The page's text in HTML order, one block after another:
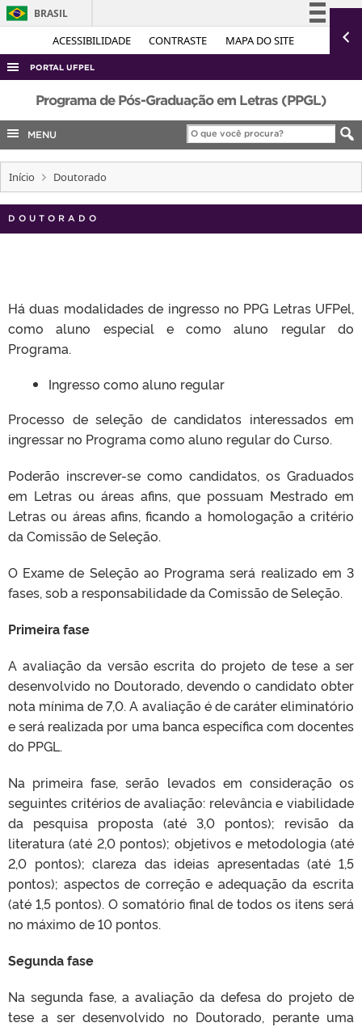
ACESSIBILIDADE CONTRASTE MAPA DO SITE
BRASIL
Simplifique!
Acesso à informação
Legislação
Canais
PORTAL UFPEL
ACESSO À INFORMAÇÃO
AUDITORIA
COBALTO
CONCURSOS
EDITAIS
INTERNACIONAL
TELEFONES
Programa de Pós-Graduação em Letras (PPGL)
MENU
Início Doutorado
DOUTORADO
Há duas modalidades de ingresso no PPG Letras UFPel,
como aluno especial e como aluno regular do
Programa.
Ingresso como aluno regular
Processo de seleção de candidatos interessados em
ingressar no Programa como aluno regular do Curso.
Poderão inscrever-se como candidatos, os Graduados
em Letras ou áreas afins, que possuam Mestrado em
Letras ou áreas afins, ficando a homologação a critério
da Comissão de Seleção.
O Exame de Seleção ao Programa será realizado em 3
fases, sob a responsabilidade da Comissão de Seleção.
Primeira fase
A avaliação da versão escrita do projeto de tese a ser
desenvolvido no Doutorado, devendo o candidato obter
nota mínima de 7,0. A avaliação é de caráter eliminatório
e será realizada por uma banca específica com docentes
do PPGL.
Na primeira fase, serão levados em consideração os
seguintes critérios de avaliação: relevância e viabilidade
da pesquisa proposta (até 3,0 pontos); revisão da
literatura (até 2,0 pontos); objetivos e metodologia (até
2,0 pontos); clareza das ideias apresentadas (até 1,5
pontos); aspectos de correção e adequação da escrita
(até 1,5 pontos). O somatório final de todos os itens será
no máximo de 10 pontos.
Segunda fase
Na segunda fase, a avaliação da defesa do projeto de
tese a ser desenvolvido no Doutorado, perante uma